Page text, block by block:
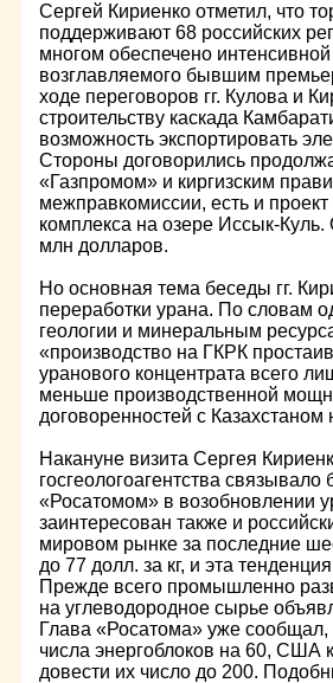
Сергей Кириенко отметил, что
поддерживают 68 российских
многом обеспечено
возглавляемого бывшим
ходе переговоров гг. Кулова и
строительству каскада
возможность экспортировать
Стороны договорились
«Газпромом» и киргизским
межправкомиссии, есть и проект
комплекса на озере Иссык-
млн долларов.
Но основная тема беседы гг.
переработки урана. По словам
геологии и минеральным
«производство на ГКРК
уранового концентрата всего
меньше производственной
договоренностей с
Накануне визита Сергея
госгеологоагентства
«Росатомом» в возобновлении
заинтересован также и
мировом рынке за последние
до 77 долл. за кг, и эта
Прежде всего промышленно
на углеводородное сырье
Глава «Росатома» уже сообщал,
числа энергоблоков на 60, США
довести их число до 200.